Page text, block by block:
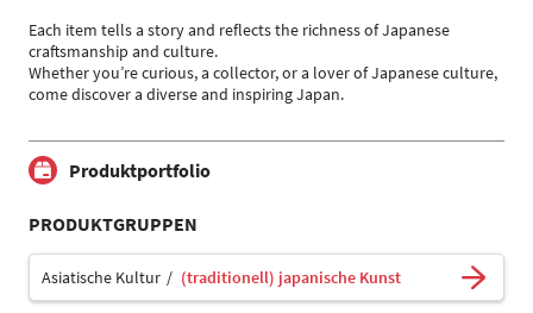
Each item tells a story and reflects the richness of Japanese
craftsmanship and culture.
Whether you’re curious, a collector, or a lover of Japanese culture,
come discover a diverse and inspiring Japan.
Produktportfolio
PRODUKTGRUPPEN
Asiatische Kultur (traditionell) japanische Kunst